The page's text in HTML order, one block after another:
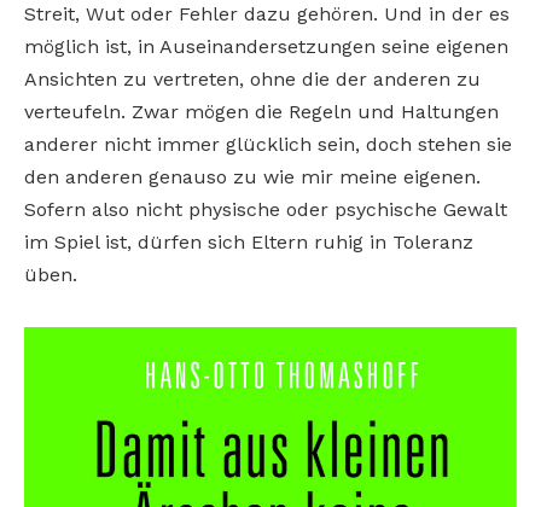
Streit, Wut oder Fehler dazu gehören. Und in der es
möglich ist, in Auseinandersetzungen seine eigenen
Ansichten zu vertreten, ohne die der anderen zu
verteufeln. Zwar mögen die Regeln und Haltungen
anderer nicht immer glücklich sein, doch stehen sie
den anderen genauso zu wie mir meine eigenen.
Sofern also nicht physische oder psychische Gewalt
im Spiel ist, dürfen sich Eltern ruhig in Toleranz
üben.